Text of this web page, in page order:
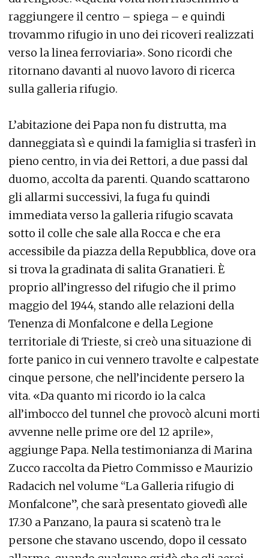
raggiungere il centro – spiega – e quindi
trovammo rifugio in uno dei ricoveri realizzati
verso la linea ferroviaria». Sono ricordi che
ritornano davanti al nuovo lavoro di ricerca
sulla galleria rifugio.
L’abitazione dei Papa non fu distrutta, ma
danneggiata sì e quindi la famiglia si trasferì in
pieno centro, in via dei Rettori, a due passi dal
duomo, accolta da parenti. Quando scattarono
gli allarmi successivi, la fuga fu quindi
immediata verso la galleria rifugio scavata
sotto il colle che sale alla Rocca e che era
accessibile da piazza della Repubblica, dove ora
si trova la gradinata di salita Granatieri. È
proprio all’ingresso del rifugio che il primo
maggio del 1944, stando alle relazioni della
Tenenza di Monfalcone e della Legione
territoriale di Trieste, si creò una situazione di
forte panico in cui vennero travolte e calpestate
cinque persone, che nell’incidente persero la
vita. «Da quanto mi ricordo io la calca
all’imbocco del tunnel che provocò alcuni morti
avvenne nelle prime ore del 12 aprile»,
aggiunge Papa. Nella testimonianza di Marina
Zucco raccolta da Pietro Commisso e Maurizio
Radacich nel volume “La Galleria rifugio di
Monfalcone”, che sarà presentato giovedì alle
17.30 a Panzano, la paura si scatenò tra le
persone che stavano uscendo, dopo il cessato